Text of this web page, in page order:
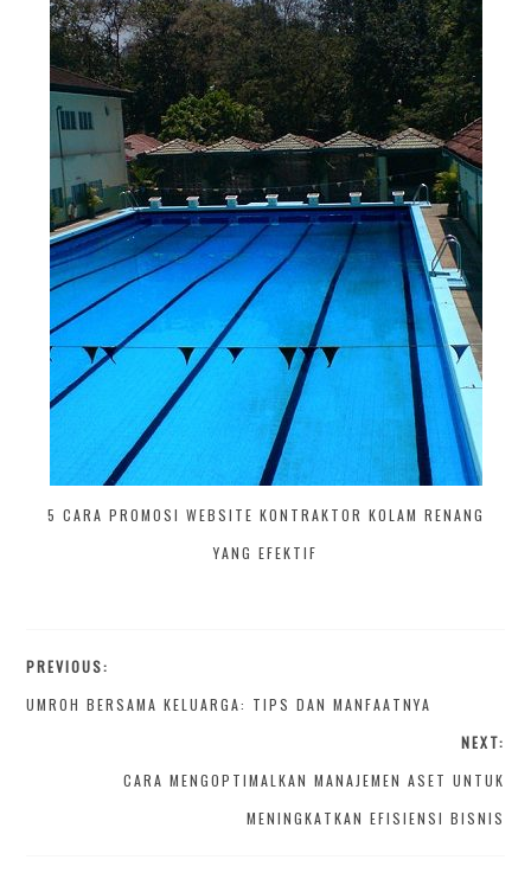
5 CARA PROMOSI WEBSITE KONTRAKTOR KOLAM RENANG
YANG EFEKTIF
PREVIOUS:
UMROH BERSAMA KELUARGA: TIPS DAN MANFAATNYA
NEXT:
CARA MENGOPTIMALKAN MANAJEMEN ASET UNTUK
MENINGKATKAN EFISIENSI BISNIS